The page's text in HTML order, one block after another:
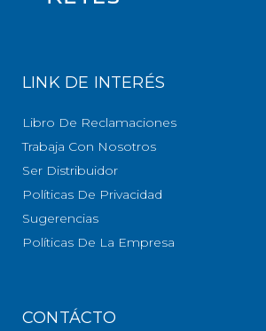
LINK DE INTERÉS
Libro De Reclamaciones
Trabaja Con Nosotros
Ser Distribuidor
Políticas De Privacidad
Sugerencias
Políticas De La Empresa
CONTÁCTO